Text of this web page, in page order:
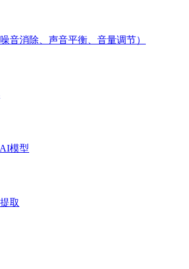
音消除、声音平衡、音量调节）
模型
取